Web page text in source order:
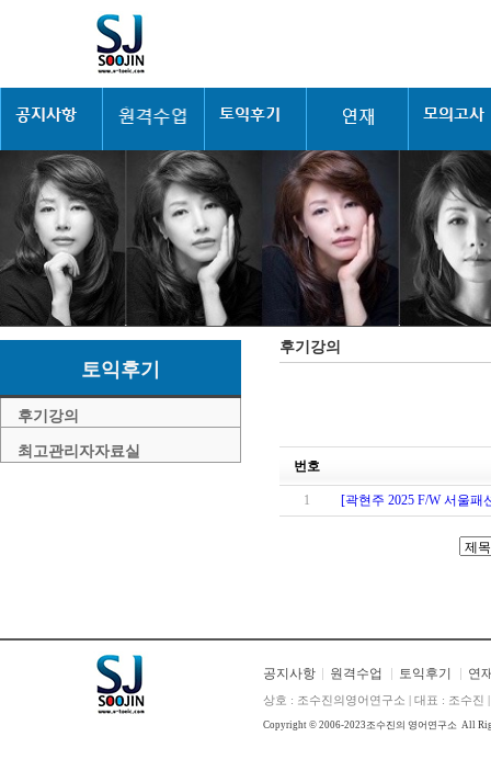
토익후기
후기강의
최고관리자자료실
후기강의
번호
1 [곽현주 2025 F/W 서울
공지사항 원격수업 토익후기 연
상호 : 조수진의영어연구소 | 대표 : 조수진
Copyright © 2006-2023 조수진의 영어연구소 All